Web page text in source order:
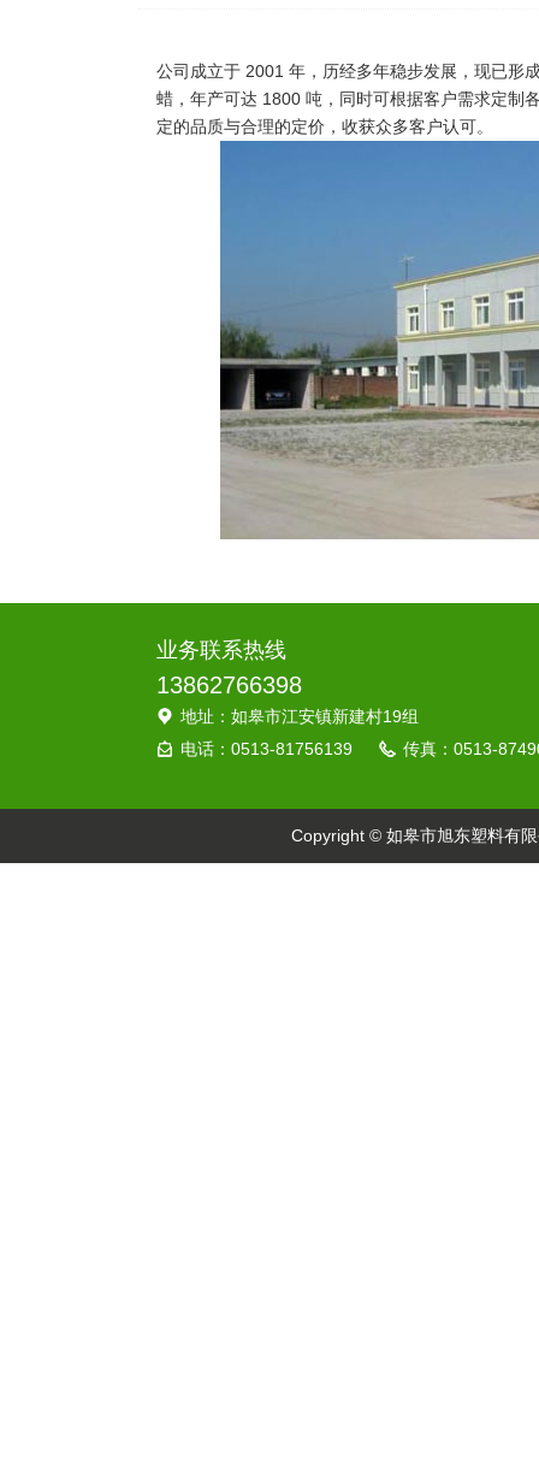
公司成立于 2001 年，历经多年稳步发展，现已形
蜡，年产可达 1800 吨，同时可根据客户需求定制
定的品质与合理的定价，收获众多客户认可。
业务联系热线
13862766398
地址：如皋市江安镇新建村19组
电话：0513-81756139
传真：0513-
Copyright © 如皋市旭东塑料有